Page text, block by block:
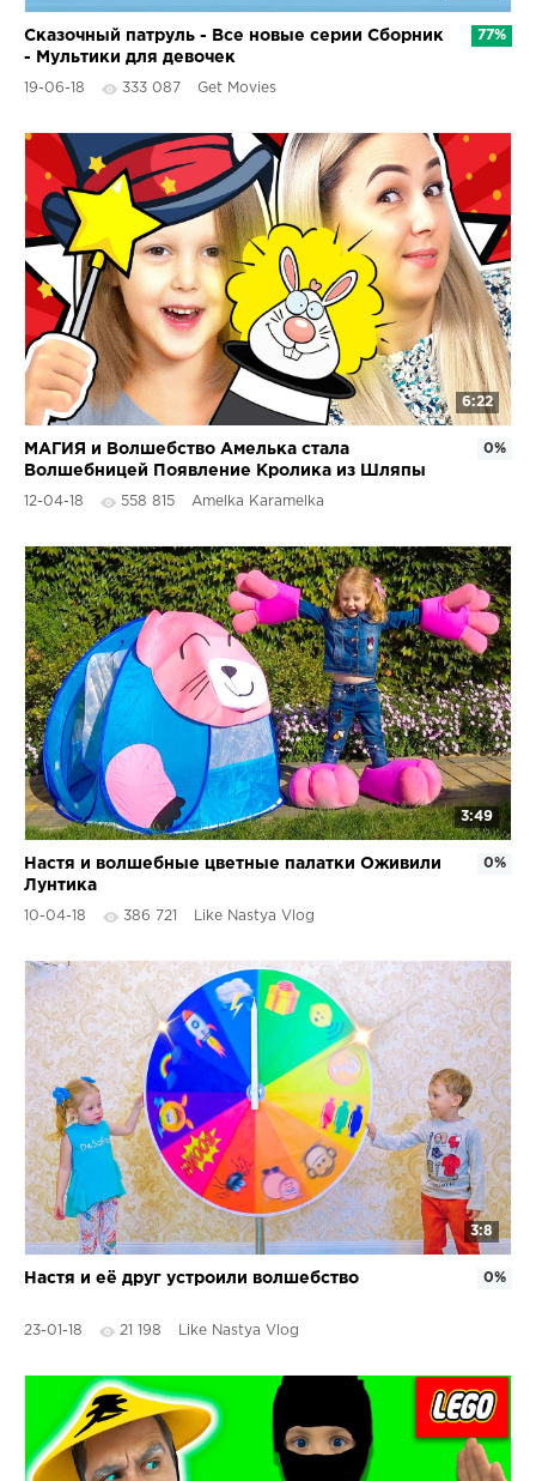
Сказочный патруль - Все новые серии Сборник
- Мультики для девочек
19-06-18 333 087 Get Movies
77%
6:22
МАГИЯ и Волшебство Амелька стала
Волшебницей Появление Кролика из Шляпы
Фокусы для детей Kids Video
12-04-18 558 815 Amelka Karamelka
0%
3:49
Настя и волшебные цветные палатки Оживили
Лунтика
10-04-18 386 721 Like Nastya Vlog
0%
3:8
Настя и её друг устроили волшебство
23-01-18 21 198 Like Nastya Vlog
0%